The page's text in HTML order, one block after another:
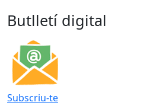
Butlletí digital
Subscriu-te